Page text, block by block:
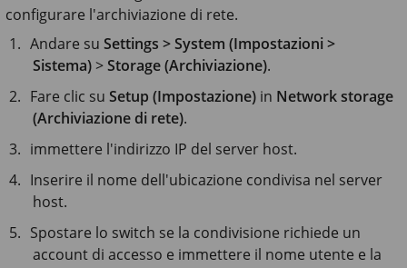
configurare l'archiviazione di rete.
Andare suSettings > System (Impostazioni >
Sistema)>Storage (Archiviazione).
Fare clic suSetup (Impostazione) in Network storage
(Archiviazione di rete).
immettere l'indirizzo IP del server host.
Inserire il nome dell'ubicazione condivisa nel server
host.
Spostare lo switch se la condivisione richiede un
account di accesso e immettere il nome utente e la